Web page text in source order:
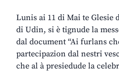
Lunis ai 11 di Mai te Glesie
di Udin, si è tignude la
dal document “Ai furlans
partecipazion dal nestri
che al à presiedude la